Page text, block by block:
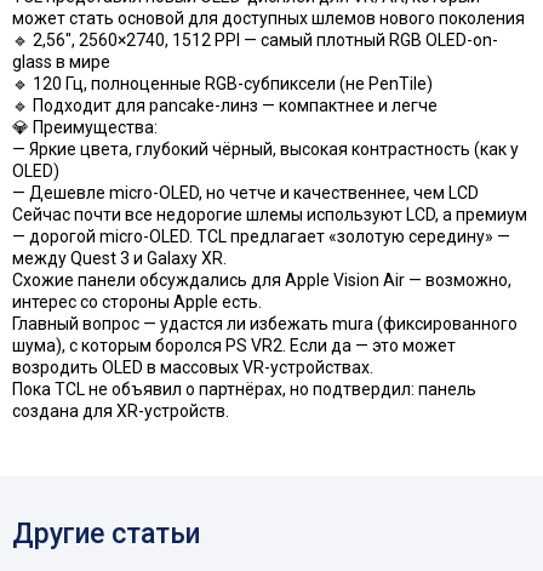
может стать основой для доступных шлемов нового поколения
🔹 2,56″, 2560×2740, 1512 PPI — самый плотный RGB OLED-on-
glass в мире
🔹 120 Гц, полноценные RGB-субпиксели (не PenTile)
🔹 Подходит для pancake-линз — компактнее и легче
💎 Преимущества:
— Яркие цвета, глубокий чёрный, высокая контрастность (как у
OLED)
— Дешевле micro-OLED, но четче и качественнее, чем LCD
Сейчас почти все недорогие шлемы используют LCD, а премиум
— дорогой micro-OLED. TCL предлагает «золотую середину» —
между Quest 3 и Galaxy XR.
Схожие панели обсуждались для Apple Vision Air — возможно,
интерес со стороны Apple есть.
Главный вопрос — удастся ли избежать mura (фиксированного
шума), с которым боролся PS VR2. Если да — это может
возродить OLED в массовых VR-устройствах.
Пока TCL не объявил о партнёрах, но подтвердил: панель
создана для XR-устройств.
Другие статьи